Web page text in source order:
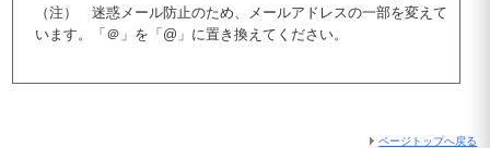
（注） 迷惑メール防止のため、メールアドレスの一部を変えて
います。「＠」を「@」に置き換えてください。
ページトップへ戻る